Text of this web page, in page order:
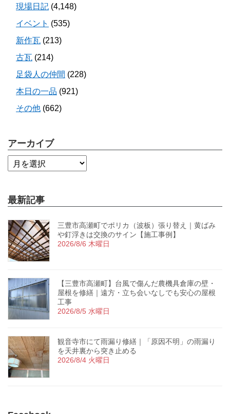
現場日記 (4,148)
イベント (535)
新作瓦 (213)
古瓦 (214)
足袋人の仲間 (228)
本日の一品 (921)
その他 (662)
アーカイブ
最新記事
三豊市高瀬町でポリカ（波板）張り替え｜黄ばみ
や釘浮きは交換のサイン【施工事例】
2026/8/6 木曜日
【三豊市高瀬町】台風で傷んだ農機具倉庫の壁・
屋根を修繕｜遠方・立ち会いなしでも安心の屋根
工事
2026/8/5 水曜日
観音寺市にて雨漏り修繕｜「原因不明」の雨漏り
を天井裏から突き止める
2026/8/4 火曜日